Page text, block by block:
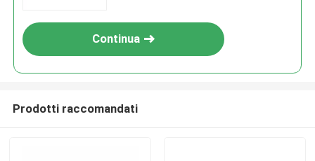
Continua
Prodotti raccomandati